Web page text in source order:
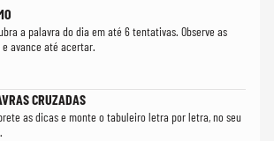
a palavra do dia em até 6 tentativas. Observe as
avance até acertar.
CRUZADAS
as dicas e monte o tabuleiro letra por letra, no seu